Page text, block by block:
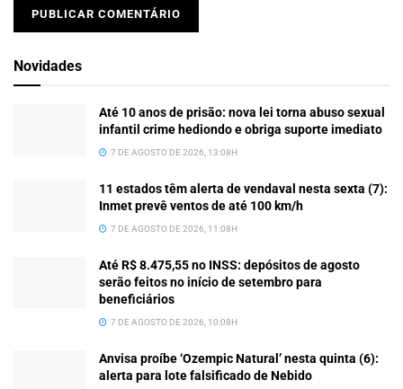
Novidades
Até 10 anos de prisão: nova lei torna abuso sexual
infantil crime hediondo e obriga suporte imediato
7 DE AGOSTO DE 2026, 13:08H
11 estados têm alerta de vendaval nesta sexta (7):
Inmet prevê ventos de até 100 km/h
7 DE AGOSTO DE 2026, 11:08H
Até R$ 8.475,55 no INSS: depósitos de agosto
serão feitos no início de setembro para
beneficiários
7 DE AGOSTO DE 2026, 10:08H
Anvisa proíbe ‘Ozempic Natural’ nesta quinta (6):
alerta para lote falsificado de Nebido